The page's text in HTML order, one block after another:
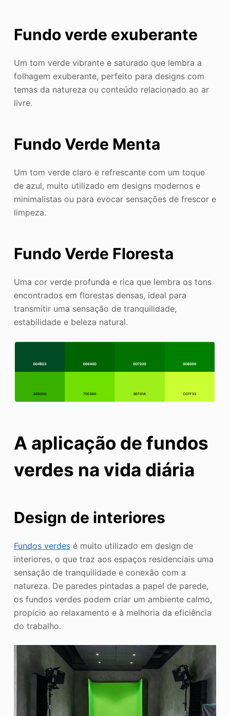
Fundo verde exuberante
Um tom verde vibrante e saturado que lembra a
folhagem exuberante, perfeito para designs com
temas da natureza ou conteúdo relacionado ao ar
livre.
Fundo Verde Menta
Um tom verde claro e refrescante com um toque
de azul, muito utilizado em designs modernos e
minimalistas ou para evocar sensações de frescor e
limpeza.
Fundo Verde Floresta
Uma cor verde profunda e rica que lembra os tons
encontrados em florestas densas, ideal para
transmitir uma sensação de tranquilidade,
estabilidade e beleza natural.
A aplicação de fundos
verdes na vida diária
Design de interiores
Fundos verdesé muito utilizado em design de
interiores, o que traz aos espaços residenciais uma
sensação de tranquilidade e conexão com a
natureza. De paredes pintadas a papel de parede,
os fundos verdes podem criar um ambiente calmo,
propício ao relaxamento e à melhoria da eficiência
do trabalho.